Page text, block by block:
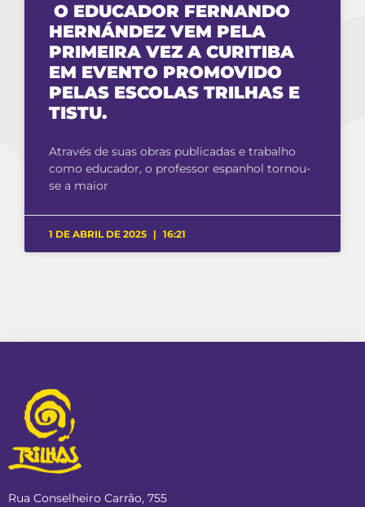
O EDUCADOR FERNANDO
HERNÁNDEZ VEM PELA
PRIMEIRA VEZ A CURITIBA
EM EVENTO PROMOVIDO
PELAS ESCOLAS TRILHAS E
TISTU.
Através de suas obras publicadas e trabalho
como educador, o professor espanhol tornou-
se a maior
1 DE ABRIL DE 2025 16:21
Rua Conselheiro Carrão, 755